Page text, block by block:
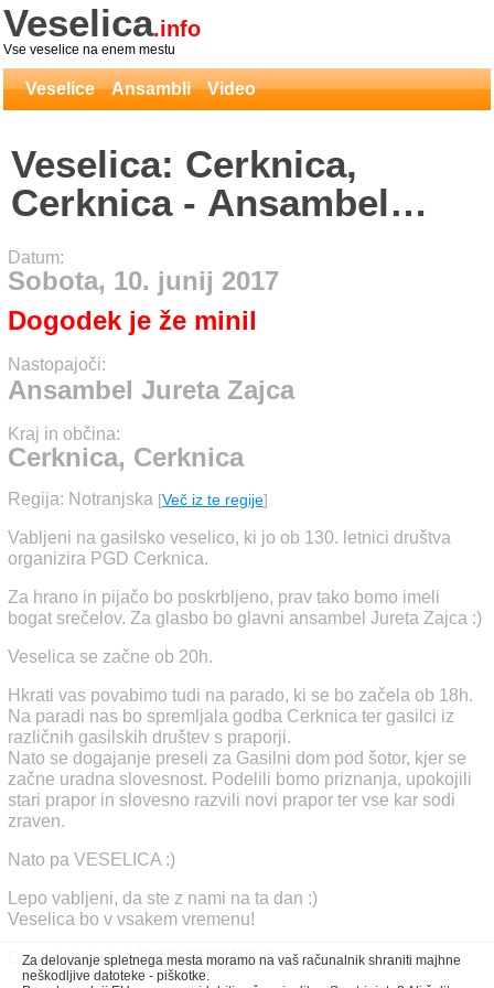
Veselica.info
Vse veselice na enem mestu
Veselice Ansambli Video
Veselica: Cerknica,
Cerknica - Ansambel
Jureta Zajca
Datum:
Sobota, 10. junij 2017
Dogodek je že minil
Nastopajoči:
Ansambel Jureta Zajca
Kraj in občina:
Cerknica, Cerknica
Regija: Notranjska [Več iz te regije]
Vabljeni na gasilsko veselico, ki jo ob 130. letnici društva
organizira PGD Cerknica.
Za hrano in pijačo bo poskrbljeno, prav tako bomo imeli
bogat srečelov. Za glasbo bo glavni ansambel Jureta Zajca :)
Veselica se začne ob 20h.
Hkrati vas povabimo tudi na parado, ki se bo začela ob 18h.
Na paradi nas bo spremljala godba Cerknica ter gasilci iz
različnih gasilskih društev s praporji.
Nato se dogajanje preseli za Gasilni dom pod šotor, kjer se
začne uradna slovesnost. Podelili bomo priznanja, upokojili
stari prapor in slovesno razvili novi prapor ter vse kar sodi
zraven.
Nato pa VESELICA :)
Lepo vabljeni, da ste z nami na ta dan :)
Veselica bo v vsakem vremenu!
Dogodek dodal: PGD CERKNICA
Za delovanje spletnega mesta moramo na vaš računalnik shraniti majhne
neškodljive datoteke - piškotke.